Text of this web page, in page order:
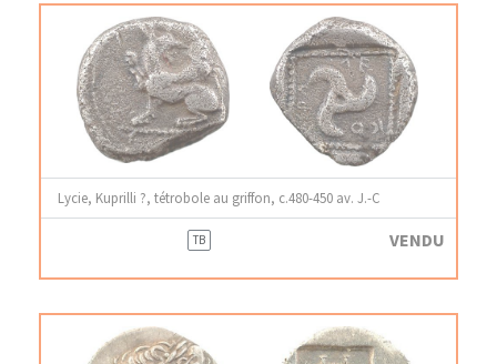
Lycie, Kuprilli ?, tétrobole au griffon, c.480-450 av. J.-C
TB VENDU